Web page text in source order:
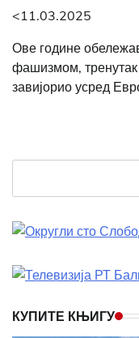
<11.03.2025
Ове године
фашизмом, тренутак
завијорио усред
КУПИТЕ КЊИГУ